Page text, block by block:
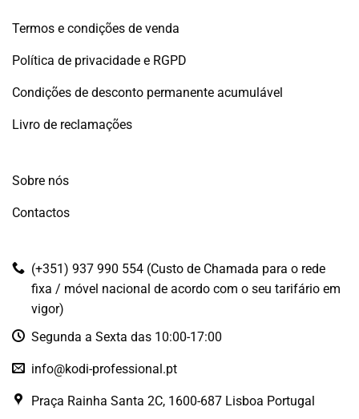
Termos e condições de venda
Política de privacidade e RGPD
Condições de desconto permanente acumulável
Livro de reclamações
Sobre nós
Contactos
(+351) 937 990 554 (Custo de Chamada para o rede
fixa / móvel nacional de acordo com o seu tarifário em
vigor)
Segunda a Sexta das 10:00-17:00
info@kodi-professional.pt
Praça Rainha Santa 2C, 1600-687 Lisboa Portugal